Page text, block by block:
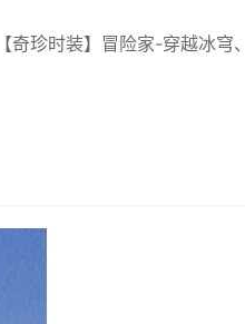
珍时装】冒险家-穿越冰